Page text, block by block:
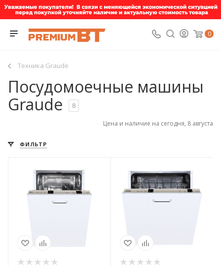
0
Техника Graude
Посудомоечные машины
Graude
8
Цена и наличие на сегодня, 8 августа
ФИЛЬТР